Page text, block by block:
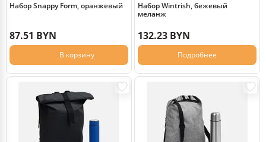
Набор Snappy Form, оранжевый
87.51 BYN
В корзину
Набор Wintrish, бежевый
меланж
132.23 BYN
Подробнее